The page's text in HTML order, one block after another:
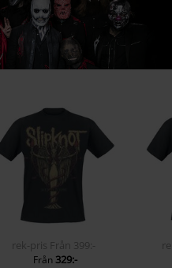
rek-pris Från 399:-
Från329:-